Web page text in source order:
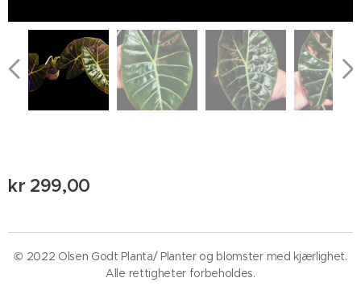
kr 299,00
© 2022 Olsen Godt Planta/ Planter og blomster med kjærlighet.
Alle rettigheter forbeholdes.